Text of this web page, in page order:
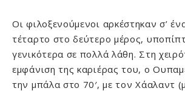
Οι φιλοξενούμενοι αρκέστηκαν σ’
τέταρτο στο δεύτερο μέρος,
γενικότερα σε πολλά λάθη. Στη
εμφάνιση της καριέρας του, ο
την μπάλα στο 70′, με τον Χάαλαντ